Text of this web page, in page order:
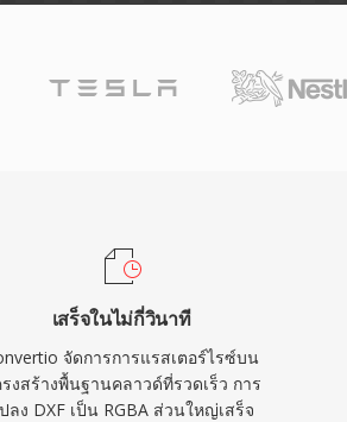
เสร็จในไม่กี่วินาที
จัดการการแรสเตอร์ไรซ์บน
งสร้างพื้นฐานคลาวด์ที่รวดเร็ว การ
ลง DXF เป็น RGBA ส่วนใหญ่เสร็จ